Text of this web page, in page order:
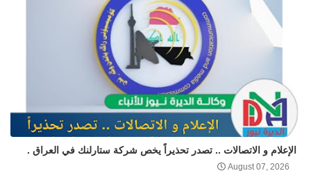
الإعلام و الاتصالات .. تصدر تحذيراً يخص شركة ستارلنك في العراق .
August 07, 2026